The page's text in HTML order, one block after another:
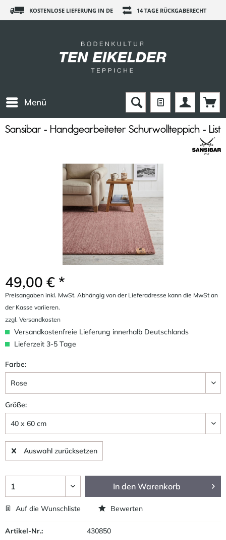
KOSTENLOSE LIEFERUNG IN DE 14 TAGE RÜCKGABERECHT
Menü
Sansibar - Handgearbeiteter Schurwollteppich - List
49,00 € *
Preisangaben inkl. MwSt. Abhängig von der Lieferadresse kann die MwSt an
der Kasse variieren.
zzgl. Versandkosten
Versandkostenfreie Lieferung innerhalb Deutschlands
Lieferzeit 3-5 Tage
Farbe:
Größe:
Auswahl zurücksetzen
In den Warenkorb
Auf die Wunschliste Bewerten
Artikel-Nr.: 430850